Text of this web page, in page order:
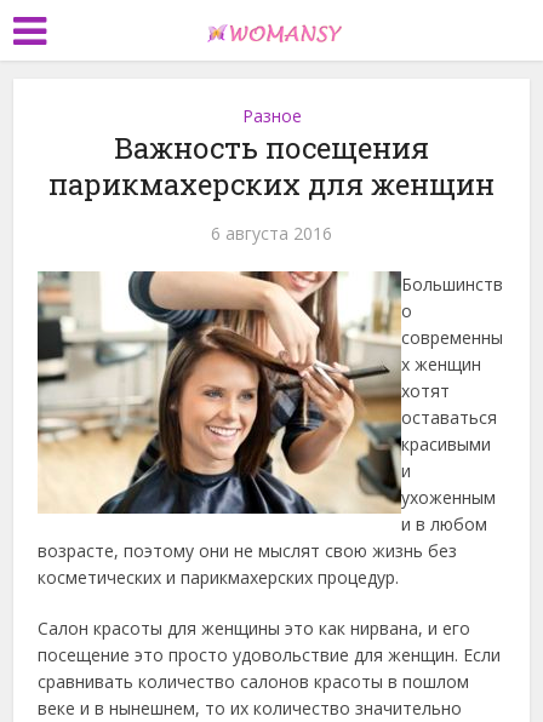
Разное
Важность посещения
парикмахерских для женщин
6 августа 2016
Большинств
о
современны
х женщин
хотят
оставаться
красивыми
и
ухоженным
и в любом
возрасте, поэтому они не мыслят свою жизнь без
косметических и парикмахерских процедур.
Салон красоты для женщины это как нирвана, и его
посещение это просто удовольствие для женщин. Если
сравнивать количество салонов красоты в пошлом
веке и в нынешнем, то их количество значительно